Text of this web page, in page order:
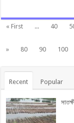
« First ... 40
»
80 90 100
Recent Popular